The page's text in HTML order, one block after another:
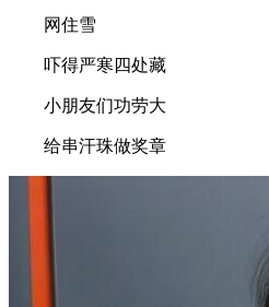
网住雪
吓得严寒四处藏
小朋友们功劳大
给串汗珠做奖章